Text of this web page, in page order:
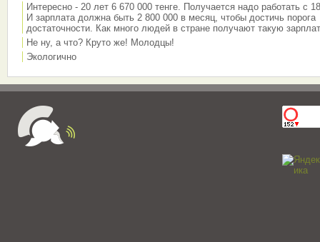
Интересно - 20 лет 6 670 000 тенге. Получается надо работать с
И зарплата должна быть 2 800 000 в месяц, чтобы достичь порога
достаточности. Как много людей в стране получают такую
Не ну, а что? Круто же! Молодцы!
Экологично